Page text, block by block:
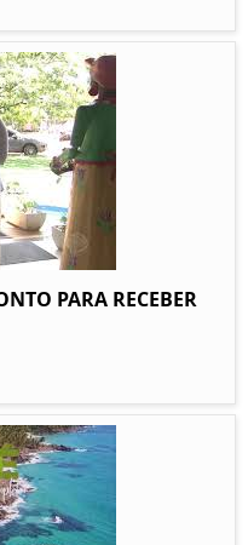
PARA RECEBER